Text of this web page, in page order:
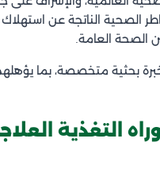
الصحية الناتجة عن استهلاك
الصحة العامة.
بحثية متخصصة، بما
التغذية